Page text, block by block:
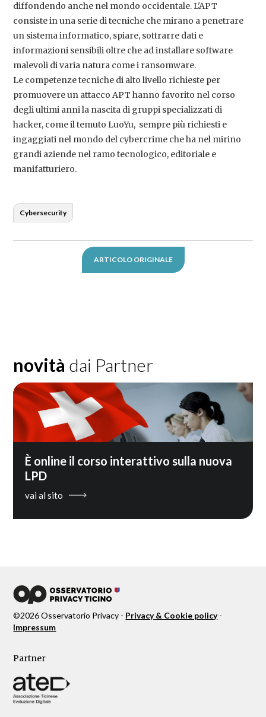
diffondendo anche nel mondo occidentale. L'APT
consiste in una serie di tecniche che mirano a penetrare
un sistema informatico, spiare, sottrarre dati e
informazioni sensibili oltre che ad installare software
malevoli di varia natura come i ransomware.
Le competenze tecniche di alto livello richieste per
promuovere un attacco APT hanno favorito nel corso
degli ultimi anni la nascita di gruppi specializzati di
hacker, come il temuto LuoYu, sempre più richiesti e
ingaggiati nel mondo del cybercrime che ha nel mirino
grandi aziende nel ramo tecnologico, editoriale e
manifatturiero.
Cybersecurity
ARTICOLO ORIGINALE
novità dai Partner
È online il corso interattivo sulla nuova
LPD
vai al sito
©2026Osservatorio Privacy - Privacy & Cookie policy-
Impressum
Partner